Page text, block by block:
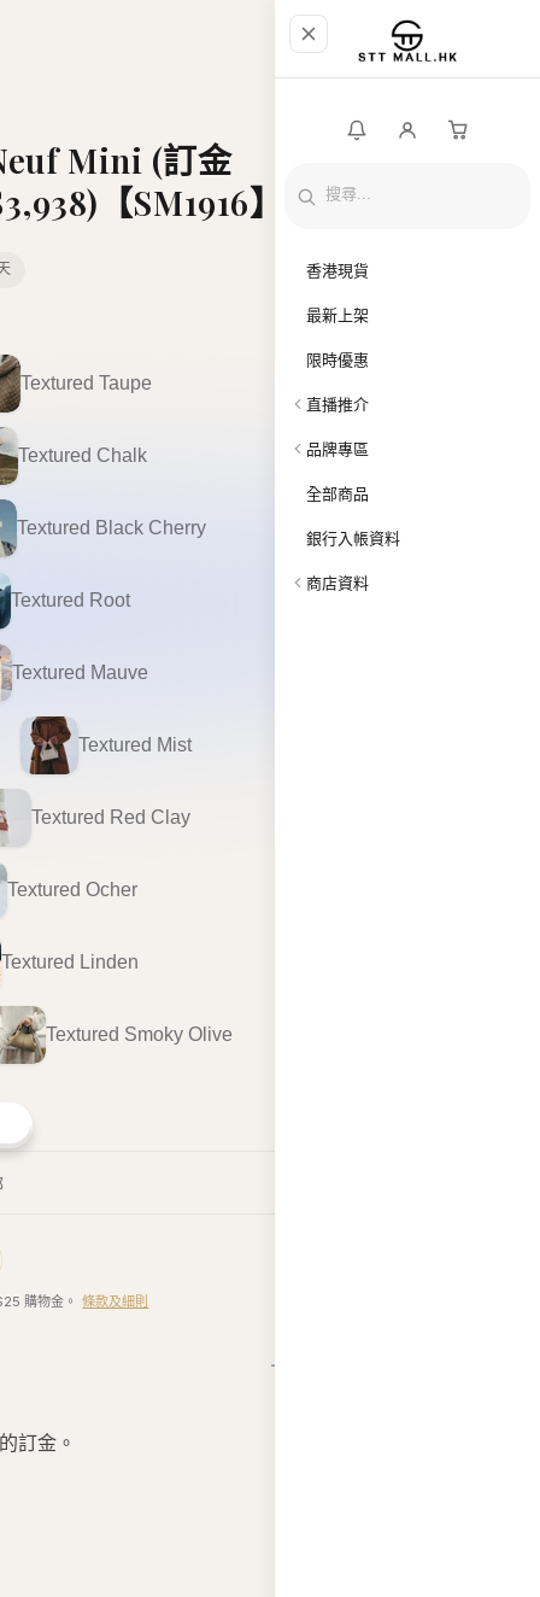
香港現貨
最新上架
限時優惠
直播推介
品牌專區
全部商品
銀行入帳資料
商店資料
Mini (訂金
【SM1916】
Textured Taupe
Textured Chalk
Textured Black Cherry
Textured Root
Textured Mauve
Textured Mist
Textured Red Clay
Textured Ocher
Textured Linden
Textured Smoky Olive
購物金。 條款及細則
訂金。